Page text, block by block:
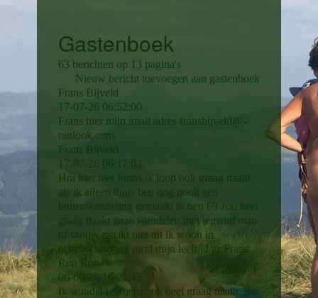
Gastenboek
63 berichten op 13 pagina's
Nieuw bericht toevoegen aan gastenboek
Frans Bijveld
17-07-26 06:52:00
Frans hier mijn imail adres fransbijveld@­
outlook.­com
Frans Bijveld
17-07-26 06:17:02
Hoi hier met Frans ik loop ook graag naakt
als ik alleen thuis ben nog nooit een
buitenwandeling gemaakt ik ben 69 zou heel
graag naakt gaan wandelen met iemand man
of vrouw maakt niet uit ik woon in
nistelrode graag rond mijn leeftijd gr Frans.
Ron Ron
06-06-26 16:22:42
Ik wandel (en ben) ook heel graag naakt. Ik